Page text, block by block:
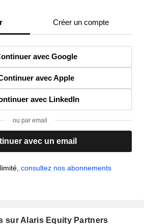
Créer un compte
avec Google
avec Apple
avec LinkedIn
ou par email
avec un email
consultez nos abonnements
sur Alaris Equity Partners